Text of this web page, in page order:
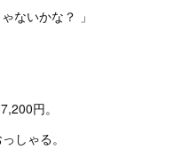
ないかな？ 」
円。
しゃる。